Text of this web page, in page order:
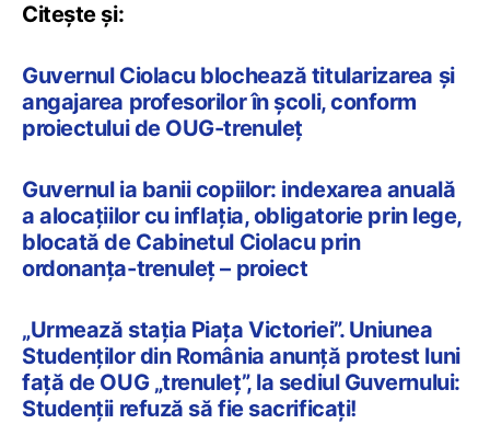
Citește și:
Guvernul Ciolacu blochează titularizarea și
angajarea profesorilor în școli, conform
proiectului de OUG-trenuleț
Guvernul ia banii copiilor: indexarea anuală
a alocațiilor cu inflația, obligatorie prin lege,
blocată de Cabinetul Ciolacu prin
ordonanța-trenuleț – proiect
„Urmează stația Piața Victoriei”. Uniunea
Studenților din România anunță protest luni
față de OUG „trenuleț”, la sediul Guvernului:
Studenții refuză să fie sacrificați!